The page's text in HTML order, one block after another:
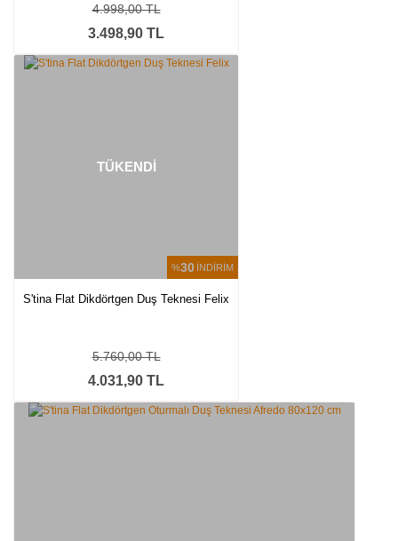
3.498,90 TL
4.998,00 TL
%30 İNDİRİM
TÜKENDİ
S'tina Flat Dikdörtgen Duş Teknesi Felix
4.031,90 TL
5.760,00 TL